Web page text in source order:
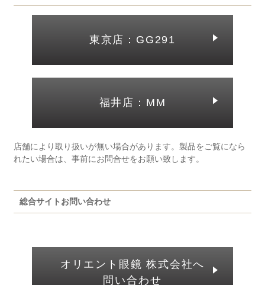
東京店：GG291
福井店：MM
店舗により取り扱いが無い場合があります。製品をご覧になら
れたい場合は、事前にお問合せをお願い致します。
総合サイトお問い合わせ
オリエント眼鏡 株式会社へ
問い合わせ